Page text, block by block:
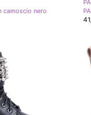
camoscio nero